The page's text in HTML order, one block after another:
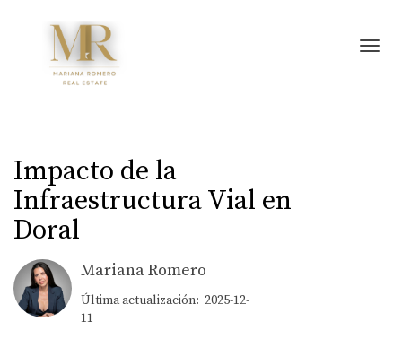
Impacto de la
Infraestructura Vial en
Doral
Mariana Romero
Última actualización: 2025-12-
11